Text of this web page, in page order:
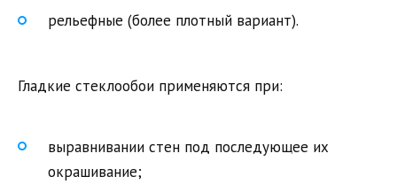
рельефные (более плотный вариант).
Гладкие стеклообои применяются при:
выравнивании стен под последующее их
окрашивание;